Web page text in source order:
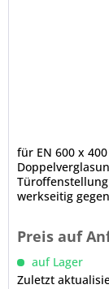
für EN 600 x
Türoffenstellung
werkseitig
Preis auf
auf Lager
Zuletzt